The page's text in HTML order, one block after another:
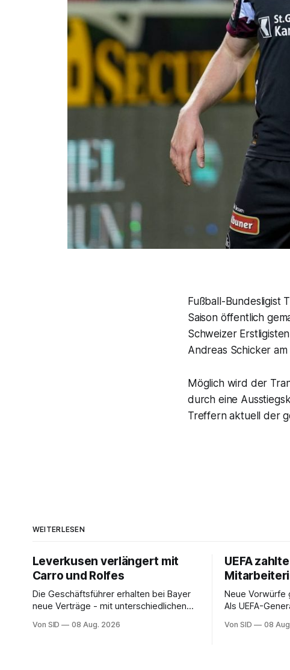
Fußball-Bundesligist
Saison öffentlich
Schweizer
Andreas Schicker
Möglich wird der
durch eine
Treffern aktuell der
WEITERLESEN
Leverkusen verlängert mit
Carro und Rolfes
Die Geschäftsführer erhalten bei Bayer
neue Verträge - mit unterschiedlichen
Von SID 08 Aug. 2026
UEFA
Neue Vorwürfe
Als UEFA-
hohe
Von SID 08